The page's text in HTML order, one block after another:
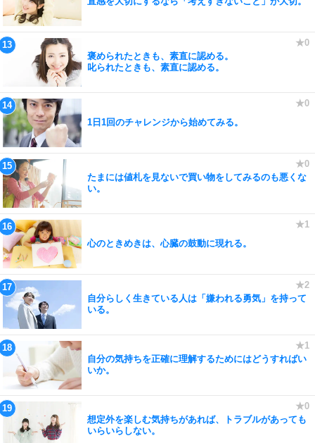
褒められたときも、素直に認める。
叱られたときも、素直に認める。
1日1回のチャレンジから始めてみる。
たまには値札を見ないで買い物をしてみるのも悪くな
い。
心のときめきは、心臓の鼓動に現れる。
自分らしく生きている人は「嫌われる勇気」を持って
いる。
自分の気持ちを正確に理解するためにはどうすればい
いか。
想定外を楽しむ気持ちがあれば、トラブルがあっても
いらいらしない。